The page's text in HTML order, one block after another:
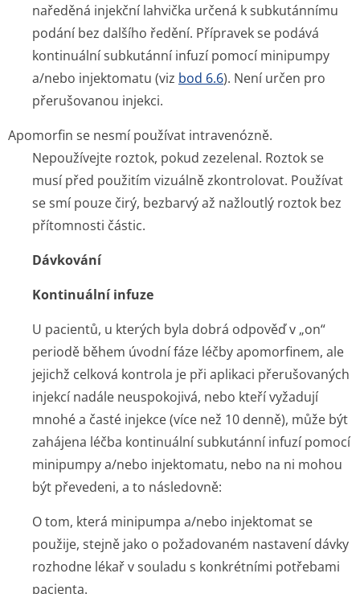
naředěná injekční lahvička určená k subkutánnímu
podání bez dalšího ředění. Přípravek se podává
kontinuální subkutánní infuzí pomocí minipumpy
a/nebo injektomatu (viz bod 6.6). Není určen pro
přerušovanou injekci.
Apomorfin se nesmí používat intravenózně.
Nepoužívejte roztok, pokud zezelenal. Roztok se
musí před použitím vizuálně zkontrolovat. Používat
se smí pouze čirý, bezbarvý až nažloutlý roztok bez
přítomnosti částic.
Dávkování
Kontinuální infuze
U pacientů, u kterých byla dobrá odpověď v „on“
periodě během úvodní fáze léčby apomorfinem, ale
jejichž celková kontrola je při aplikaci přerušovaných
injekcí nadále neuspokojivá, nebo kteří vyžadují
mnohé a časté injekce (více než 10 denně), může být
zahájena léčba kontinuální subkutánní infuzí pomocí
minipumpy a/nebo injektomatu, nebo na ni mohou
být převedeni, a to následovně:
O tom, která minipumpa a/nebo injektomat se
použije, stejně jako o požadovaném nastavení dávky
rozhodne lékař v souladu s konkrétními potřebami
pacienta.